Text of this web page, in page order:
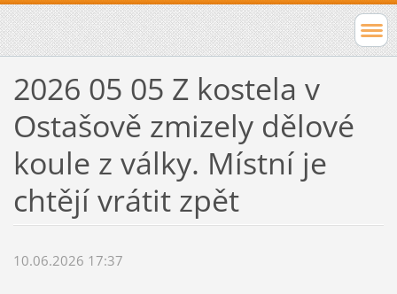
2026 05 05 Z kostela v
Ostašově zmizely dělové
koule z války. Místní je
chtějí vrátit zpět
10.06.2026 17:37